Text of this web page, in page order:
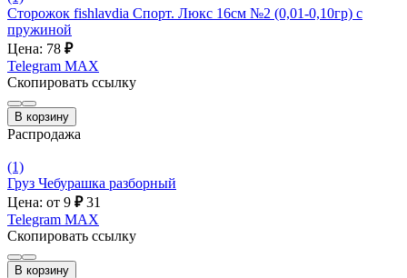
Сторожок fishlavdia Спорт. Люкс 16см №2 (0,01-0,10гр) с
пружиной
Цена: 78 ₽
Telegram MAX
Скопировать ссылку
В корзину
Распродажа
(1)
Груз Чебурашка разборный
Цена: от 9 ₽ 31
Telegram MAX
Скопировать ссылку
В корзину